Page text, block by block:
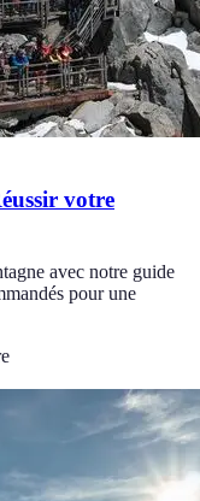
votre
avec notre guide
pour une